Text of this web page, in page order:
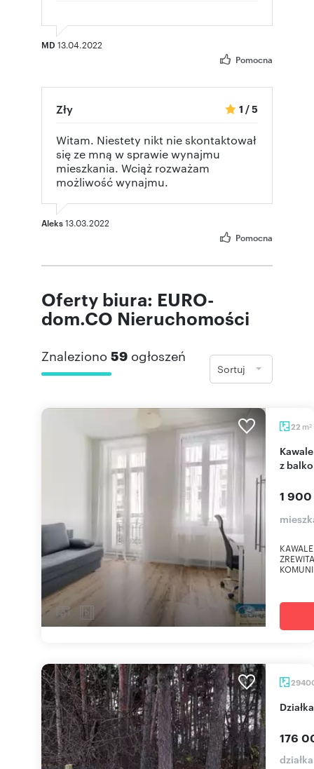
MD 13.04.2022
Pomocna
Zły 1 /5
Witam. Niestety nikt nie skontaktował
się ze mną w sprawie wynajmu
mieszkania. Wciąż rozważam
możliwość wynajmu.
Aleks13.03.2022
Pomocna
Oferty biura: EURO-
dom.CO Nieruchomości
Znaleziono 59 ogłoszeń
Sortuj
22 m2
Kawalerka 22 m² w Poznaniu (Wilda, Wierzbięcice)
z
1 900
176